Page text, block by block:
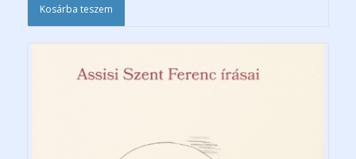
Kosárba teszem